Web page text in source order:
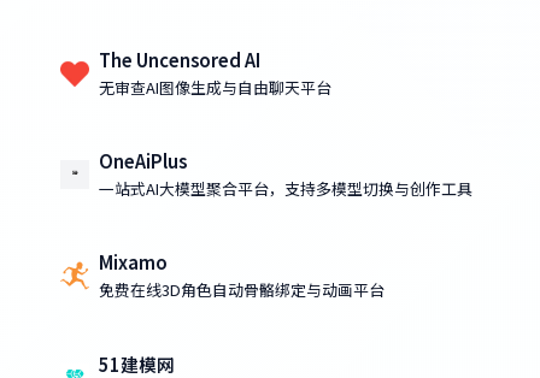
The Uncensored AI
无审查AI图像生成与自由聊天平台
OneAiPlus
一站式AI大模型聚合平台，支持多模型切换与创作工具
Mixamo
免费在线3D角色自动骨骼绑定与动画平台
51建模网